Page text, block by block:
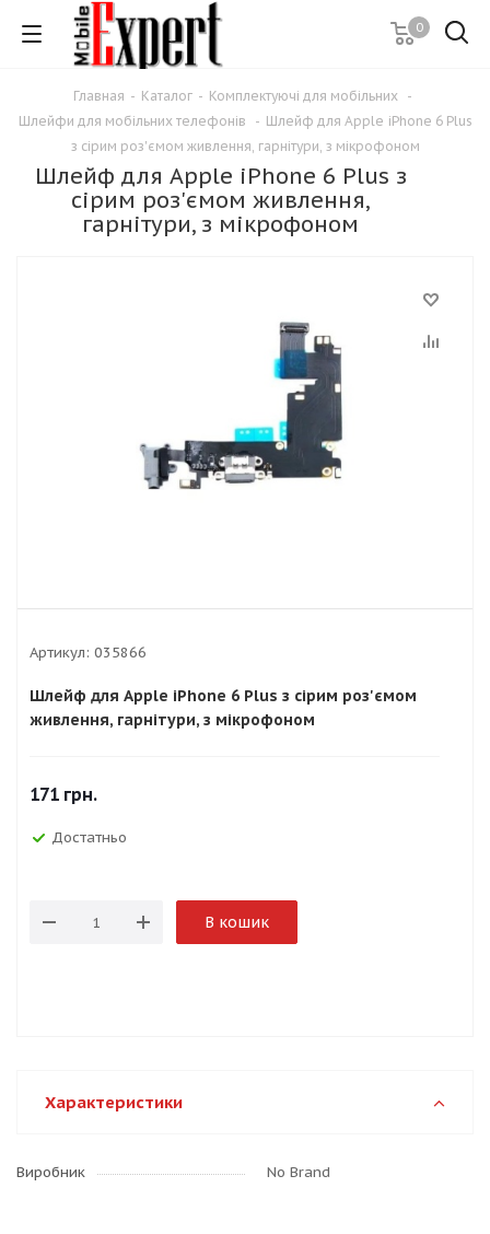
0
Главная - Каталог - Комплектуючі для мобільних -
Шлейфи для мобільних телефонів
- Шлейф для Apple iPhone 6 Plus
з сірим роз'ємом живлення, гарнітури, з мікрофоном
Шлейф для Apple iPhone 6 Plus з
сірим роз'ємом живлення,
гарнітури, з мікрофоном
Артикул: 035866
Шлейф для Apple iPhone 6 Plus з сірим роз'ємом
живлення, гарнітури, з мікрофоном
171 грн.
Достатньо
В кошик
Характеристики
Виробник No Brand